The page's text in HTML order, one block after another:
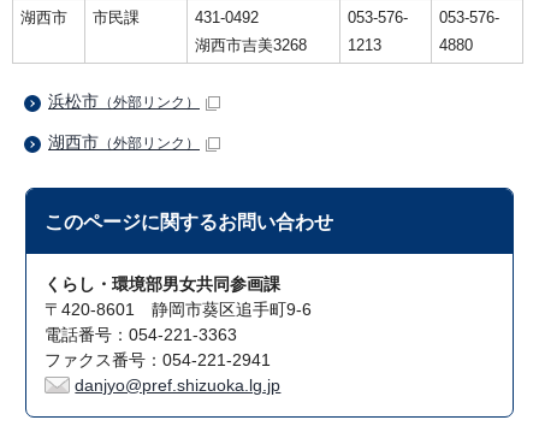
湖西市 市民課
431-0492
湖西市吉美3268
053-576-
1213
053-576-
4880
浜松市 （外部リンク）
湖西市 （外部リンク）
このページに関するお問い合わせ
くらし・環境部男女共同参画課
〒420-8601 静岡市葵区追手町9-6
電話番号：054-221-3363
ファクス番号：054-221-2941
danjyo@pref.shizuoka.lg.jp